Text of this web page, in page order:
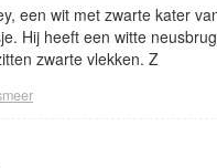
een wit met zwarte kater
Hij heeft een witte
zwarte vlekken. Z